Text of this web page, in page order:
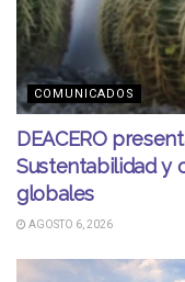
COMUNICADOS
DEACERO
Sustentabilidad y
globales
AGOSTO 6, 2026